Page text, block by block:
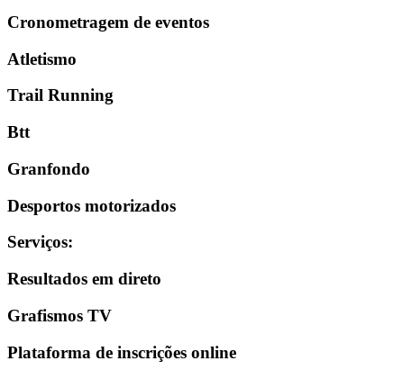
Cronometragem de eventos
Atletismo
Trail Running
Btt
Granfondo
Desportos motorizados
Serviços:
Resultados em direto
Grafismos TV
Plataforma de inscrições online